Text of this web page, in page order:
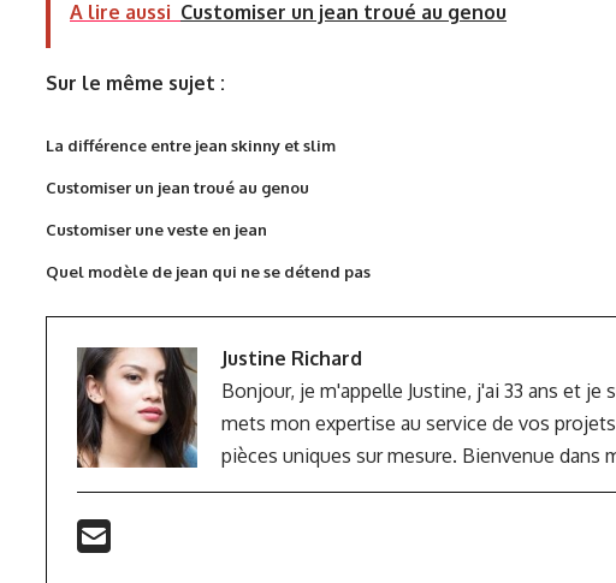
A lire aussi Customiser un jean troué au genou
Sur le même sujet :
La différence entre jean skinny et slim
Customiser un jean troué au genou
Customiser une veste en jean
Quel modèle de jean qui ne se détend pas
Justine Richard
Bonjour, je m'appelle Justine, j'ai 33 ans et je
mets mon expertise au service de vos
pièces uniques sur mesure. Bienvenue dans